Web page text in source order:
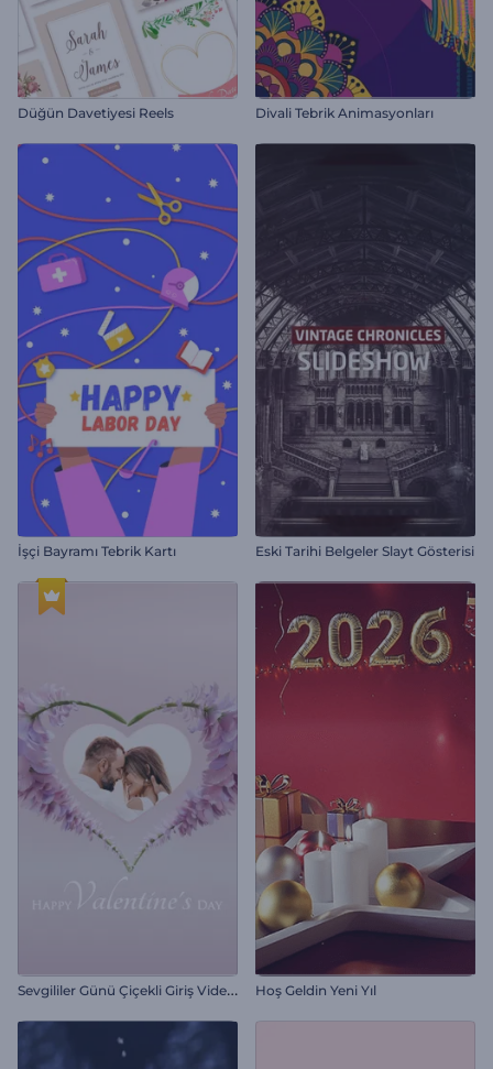
Düğün Davetiyesi Reels Divali Tebrik Animasyonları
İşçi Bayramı Tebrik Kartı Eski Tarihi Belgeler Slayt Gösterisi
S
evgililer Günü Çiçekli Giriş Videosu Hoş Geldin Yeni Yıl